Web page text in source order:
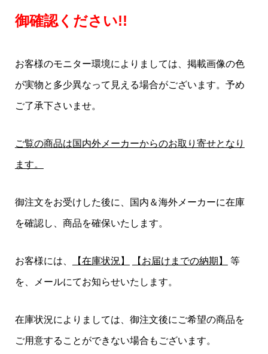
御確認ください!!
お客様のモニター環境によりましては、掲載画像の色
が実物と多少異なって見える場合がございます。予め
ご了承下さいませ。
ご覧の商品は国内外メーカーからのお取り寄せとなり
ます。
御注文をお受けした後に、国内＆海外メーカーに在庫
を確認し、商品を確保いたします。
お客様には、 【在庫状況】 【お届けまでの納期】 等
を、メールにてお知らせいたします。
在庫状況によりましては、御注文後にご希望の商品を
ご用意することができない場合もございます。